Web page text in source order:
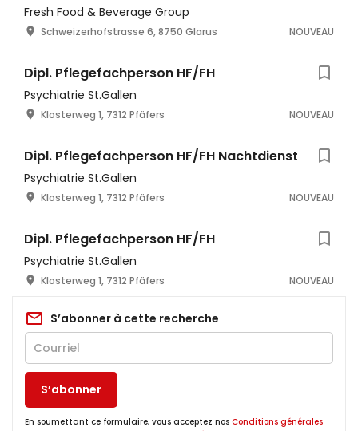
Fresh Food & Beverage Group
Schweizerhofstrasse 6, 8750 Glarus NOUVEAU
Dipl. Pflegefachperson HF/FH
Psychiatrie St.Gallen
Klosterweg 1, 7312 Pfäfers NOUVEAU
Dipl. Pflegefachperson HF/FH Nachtdienst
Psychiatrie St.Gallen
Klosterweg 1, 7312 Pfäfers NOUVEAU
Dipl. Pflegefachperson HF/FH
Psychiatrie St.Gallen
Klosterweg 1, 7312 Pfäfers NOUVEAU
S’abonner à cette recherche
S’abonner
En soumettant ce formulaire, vous acceptez nos Conditions générales